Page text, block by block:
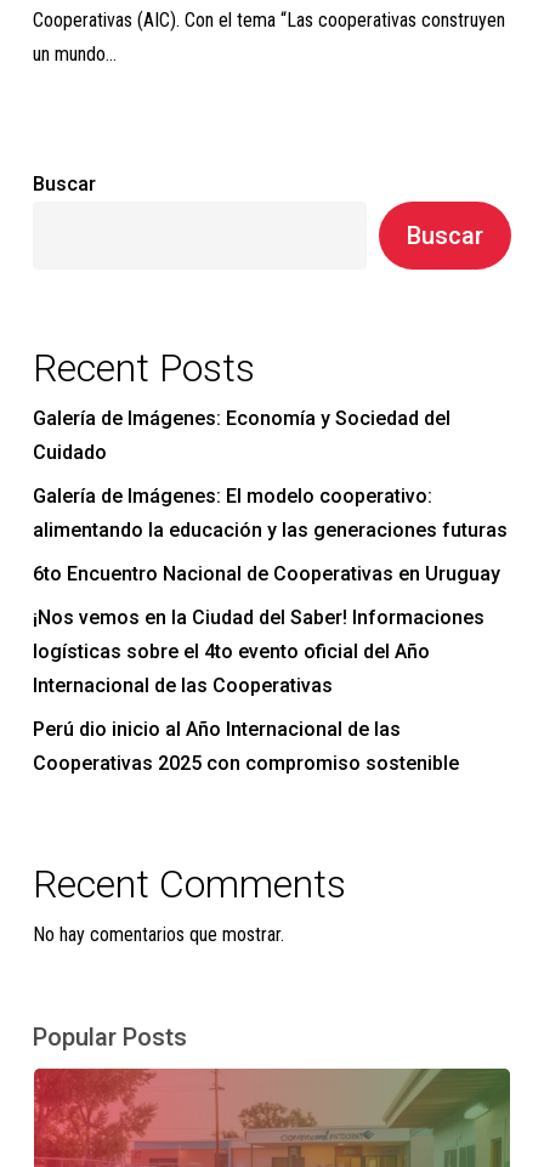
Cooperativas (AIC). Con el tema “Las cooperativas construyen
un mundo…
Buscar
Buscar
Recent Posts
Galería de Imágenes: Economía y Sociedad del
Cuidado
Galería de Imágenes: El modelo cooperativo:
alimentando la educación y las generaciones futuras
6to Encuentro Nacional de Cooperativas en Uruguay
¡Nos vemos en la Ciudad del Saber! Informaciones
logísticas sobre el 4to evento oficial del Año
Internacional de las Cooperativas
Perú dio inicio al Año Internacional de las
Cooperativas 2025 con compromiso sostenible
Recent Comments
No hay comentarios que mostrar.
Popular Posts